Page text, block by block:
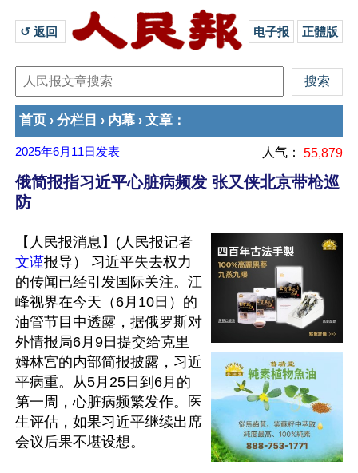
↺ 返回 电子报 正體版
首页 › 分栏目 › 内幕 › 文章 ：
2025年6月11日 发表 人气： 55,879
俄简报指习近平心脏病频发 张又侠北京带枪巡
防
【人民报消息】(人民报记者
文谨报导） 习近平失去权力
的传闻已经引发国际关注。江
峰视界在今天（6月10日）的
油管节目中透露，据俄罗斯对
外情报局6月9日提交给克里
姆林宫的内部简报披露，习近
平病重。从5月25日到6月的
第一周，心脏病频繁发作。医
生评估，如果习近平继续出席
会议后果不堪设想。